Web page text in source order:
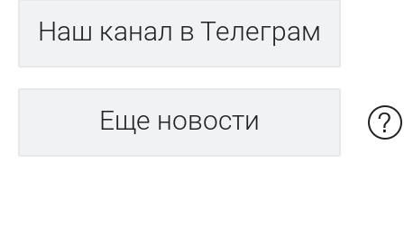
Наш канал в Телеграм
Еще новости